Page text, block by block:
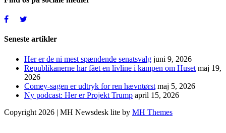
Seneste artikler
Her er de ni mest spændende senatsvalg juni 9, 2026
Republikanerne har fået en livline i kampen om Huset maj 19,
2026
Comey-sagen er udtryk for ren hævntørst maj 5, 2026
Ny podcast: Her er Projekt Trump april 15, 2026
Copyright 2026 | MH Newsdesk lite by MH Themes